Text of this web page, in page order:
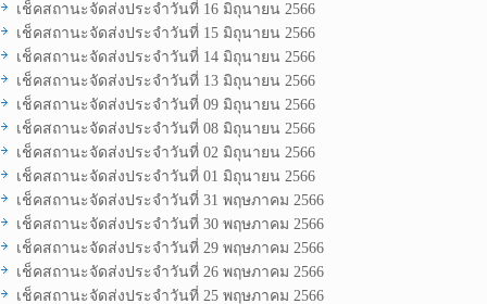
เช็คสถานะจัดส่งประจำวันที่ 16 มิถุนายน 2566
เช็คสถานะจัดส่งประจำวันที่ 15 มิถุนายน 2566
เช็คสถานะจัดส่งประจำวันที่ 14 มิถุนายน 2566
เช็คสถานะจัดส่งประจำวันที่ 13 มิถุนายน 2566
เช็คสถานะจัดส่งประจำวันที่ 09 มิถุนายน 2566
เช็คสถานะจัดส่งประจำวันที่ 08 มิถุนายน 2566
เช็คสถานะจัดส่งประจำวันที่ 02 มิถุนายน 2566
เช็คสถานะจัดส่งประจำวันที่ 01 มิถุนายน 2566
เช็คสถานะจัดส่งประจำวันที่ 31 พฤษภาคม 2566
เช็คสถานะจัดส่งประจำวันที่ 30 พฤษภาคม 2566
เช็คสถานะจัดส่งประจำวันที่ 29 พฤษภาคม 2566
เช็คสถานะจัดส่งประจำวันที่ 26 พฤษภาคม 2566
เช็คสถานะจัดส่งประจำวันที่ 25 พฤษภาคม 2566